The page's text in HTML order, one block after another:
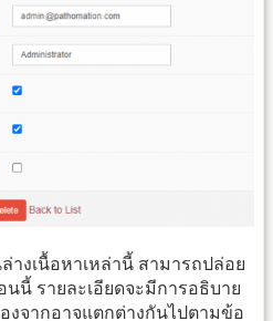
างเนื้อหาเหล่านี้ สามารถปล่อย
นี้ รายละเอียดจะมีการอธิบาย
งจากอาจแตกต่างกันไปตามข้อ